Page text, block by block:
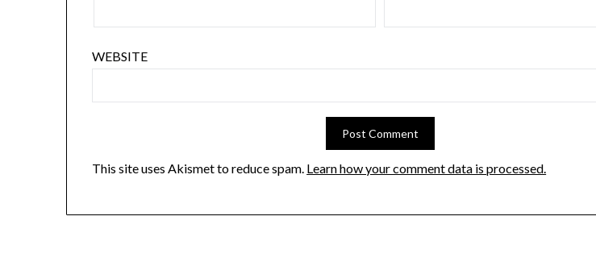
WEBSITE
This site uses Akismet to reduce spam. Learn how your comment data is processed.